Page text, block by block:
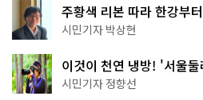
주황색 리본 따라 한강부
서울둘레길 15코스
시민기자 박상현
이것이 천연 냉방! '서울
나볼까
시민기자 정향선